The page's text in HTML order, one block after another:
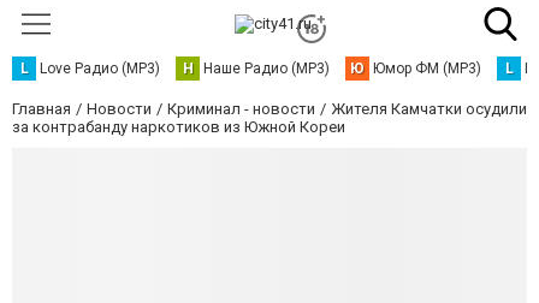
L Love Радио (MP3) Н Наше Радио (MP3) Ю Юмор ФМ (MP3) L
Главная Новости Криминал - новости
Жителя Камчатки осудили
за контрабанду наркотиков из Южной Кореи